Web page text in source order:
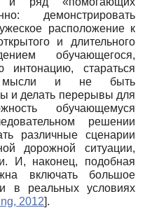
демонстрировать
расположение к
и длительного
обучающегося,
интонацию, стараться
мысли и не быть
и делать перерывы для
обучающемуся
решении
различные сценарии
дорожной ситуации,
И, наконец, подобная
включать большое
в реальных условиях
2012].